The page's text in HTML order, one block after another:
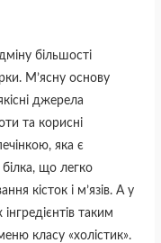
більшості
М’ясну основу
джерела
та корисні
яка є
білка, що легко
кісток і м’язів. А у
таким
класу «холістик».